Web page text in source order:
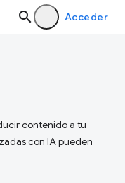
Acceder
contenido a tu
con IA pueden